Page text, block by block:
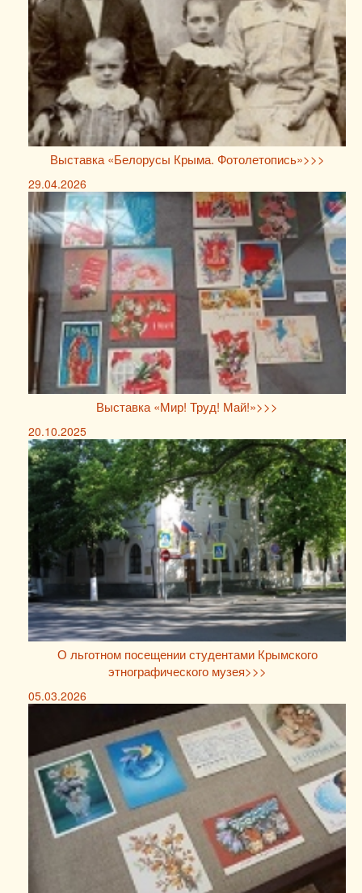
Выставка «Белорусы Крыма. Фотолетопись»>>>
29.04.2026
Выставка «Мир! Труд! Май!»>>>
20.10.2025
О льготном посещении студентами Крымского
этнографического музея>>>
05.03.2026